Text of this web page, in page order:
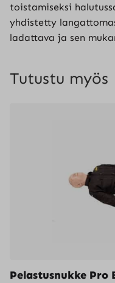
toistamiseksi
yhdistetty
ladattava ja sen
Tutustu myös
Pelastusnukke Pro